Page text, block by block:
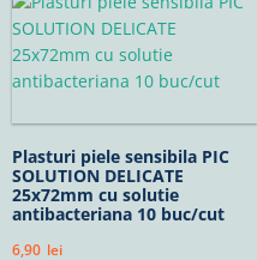
Plasturi piele sensibila PIC
SOLUTION DELICATE
25x72mm cu solutie
antibacteriana 10 buc/cut
6,90 lei